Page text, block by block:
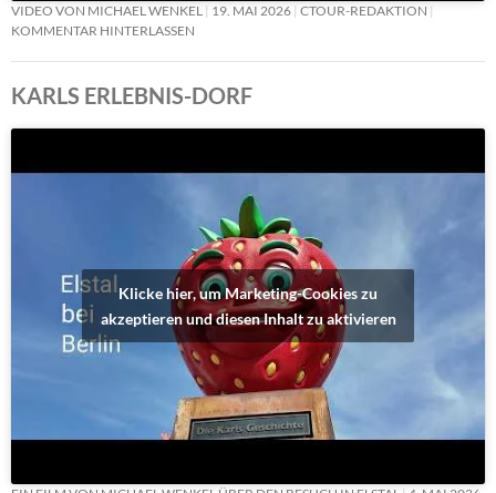
VIDEO VON MICHAEL WENKEL 19. MAI 2026 CTOUR-REDAKTION
KOMMENTAR HINTERLASSEN
KARLS ERLEBNIS-DORF
Klicke hier, um Marketing-Cookies zu
akzeptieren und diesen Inhalt zu aktivieren